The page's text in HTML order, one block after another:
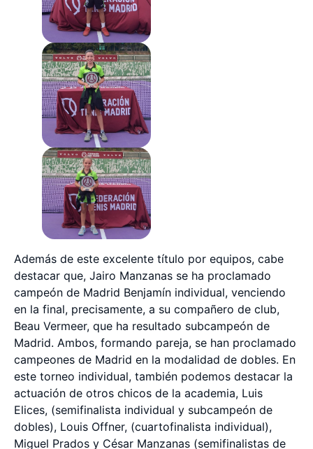
Además de este excelente título por equipos, cabe
destacar que, Jairo Manzanas se ha proclamado
campeón de Madrid Benjamín individual, venciendo
en la final, precisamente, a su compañero de club,
Beau Vermeer, que ha resultado subcampeón de
Madrid. Ambos, formando pareja, se han proclamado
campeones de Madrid en la modalidad de dobles. En
este torneo individual, también podemos destacar la
actuación de otros chicos de la academia, Luis
Elices, (semifinalista individual y subcampeón de
dobles), Louis Offner, (cuartofinalista individual),
Miguel Prados y César Manzanas (semifinalistas de